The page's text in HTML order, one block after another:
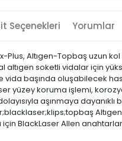
Seçenekleri Yorumlar
Altıgen-Topbaş uzun
altıgen soketli vidalar için
başında oluşabilecek
yüzey koruma işlemi,
aşınmaya
BlackLaser Allen